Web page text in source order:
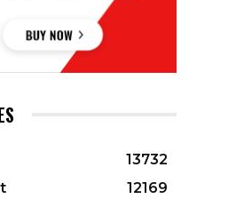
13732
12169